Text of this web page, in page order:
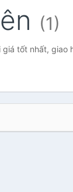
(1)
tốt nhất, giao